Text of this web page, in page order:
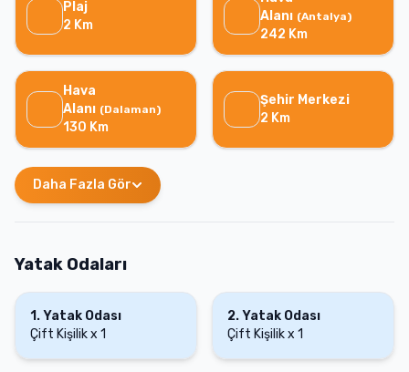
Plaj
2 Km
Alanı (Antalya)
242 Km
Hava
Alanı (Dalaman)
130 Km
Şehir Merkezi
2 Km
Daha Fazla Gör
Yatak Odaları
1 .Yatak Odası
Çift Kişilikx 1
2.Yatak Odası
Çift Kişilikx 1